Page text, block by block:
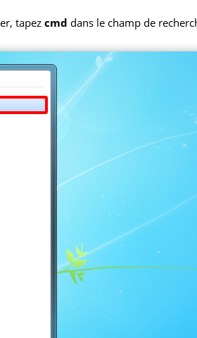
tapez cmd dans le champ de